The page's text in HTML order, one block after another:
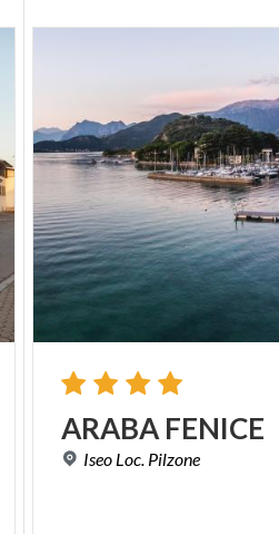
ARABA FENICE
Iseo Loc. Pilzone